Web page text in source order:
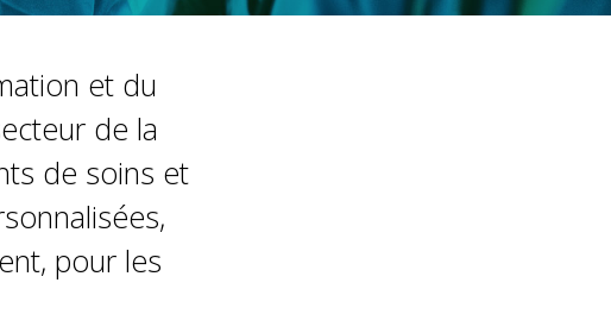
et du
de la
de soins et
pour les